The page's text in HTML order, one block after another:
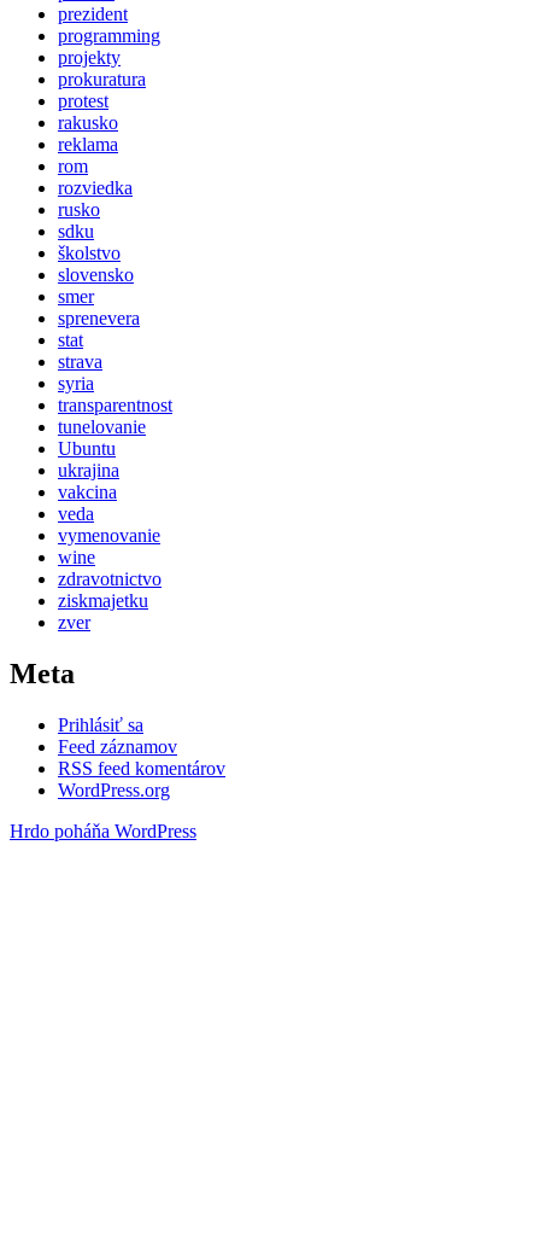
prezident
programming
projekty
prokuratura
protest
rakusko
reklama
rom
rozviedka
rusko
sdku
školstvo
slovensko
smer
sprenevera
stat
strava
syria
transparentnost
tunelovanie
Ubuntu
ukrajina
vakcina
veda
vymenovanie
wine
zdravotnictvo
ziskmajetku
zver
Meta
Prihlásiť sa
Feed záznamov
RSS feed komentárov
WordPress.org
Hrdo poháňa WordPress